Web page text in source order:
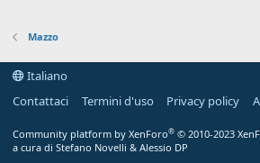
Mazzo
Italiano
Contattaci
Termini d'uso Privacy policy
Community platform by XenForo® © 2010-2023
a cura di Stefano Novelli & Alessio DP